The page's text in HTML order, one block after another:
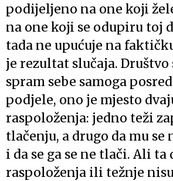
podijeljeno na one koji
na one koji se odupiru toj
tada ne upućuje na
je rezultat slučaja. Društvo
spram sebe samoga
podjele, ono je mjesto
raspoloženja: jedno teži
tlačenju, a drugo da mu se
i da se ga se ne tlači. Ali ta
raspoloženja ili težnje